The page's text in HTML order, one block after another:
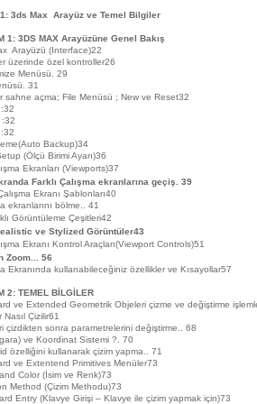
1: 3ds Max Arayüz ve Temel Bilgiler
1: 3DS MAX Arayüzüne Genel Bakış
Arayüzü (Interface)22
üzerinde özel kontroller26
Menüsü. 29
31
sahne açma; File Menüsü ; New ve Reset32
:32
Backup)34
(Ölçü Birimi Ayarı)36
Ekranları (Viewports)37
Farklı Çalışma ekranlarına geçiş. 39
Ekranı Şablonları40
ekranlarını bölme.. 41
Görüntüleme Çeşitleri42
ve Stylized Görüntüler43
Ekranı Kontrol Araçları(Viewport Controls)51
Zoom
56
Ekranında kullanabileceğiniz özellikler ve Kısayollar57
2: TEMEL BİLGİLER
ve Extended Geometrik Objeleri çizme ve değiştirme
Nasıl Çizilir61
çizdikten sonra parametrelerini değiştirme.. 68
ve Koordinat Sistemi ?. 70
özelliğini kullanarak çizim yapma.. 71
ve Extentend Primitives Menüler73
Color (İsim ve Renk)73
Method (Çizim Methodu)73
Entry (Klavye Girişi – Klavye ile çizim yapmak için)73